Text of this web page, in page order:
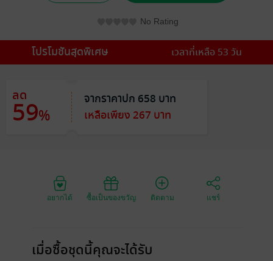
No Rating
โปรโมชันสุดพิเศษ เวลาที่เหลือ 53 วัน
ลด
59%
จากราคาปก 658 บาท
เหลือเพียง 267 บาท
อยากได้ ซื้อเป็นของขวัญ ติดตาม แชร์
เมื่อซื้อชุดนี้คุณจะได้รับ